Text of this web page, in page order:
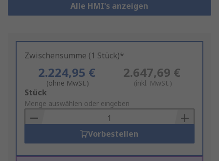
Alle HMI's anzeigen
Zwischensumme (1 Stück)*
2.224,95 €
(ohne MwSt.)
2.647,69 €
(inkl. MwSt.)
Add
to
Basket
Stück
Menge auswählen oder eingeben
Vorbestellen